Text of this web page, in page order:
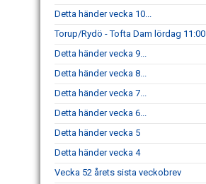
Detta händer vecka 10...
Torup/Rydö - Tofta Dam lördag 11:00
Detta händer vecka 9...
Detta händer vecka 8...
Detta händer vecka 7...
Detta händer vecka 6...
Detta händer vecka 5
Detta händer vecka 4
Vecka 52 årets sista veckobrev